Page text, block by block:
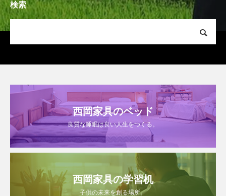
検索
西岡家具のベッド
良質な睡眠は良い人生をつくる。
西岡家具の学習机
子供の未来を創る場所。